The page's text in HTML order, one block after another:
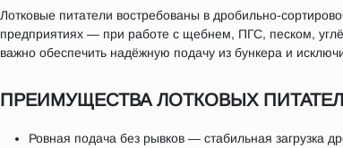
Лотковые питатели востребованы в дробильно-
предприятиях — при работе с щебнем, ПГС, песком,
важно обеспечить надёжную подачу из бункера и
ПРЕИМУЩЕСТВА ЛОТКОВЫХ
Ровная подача без рывков — стабильная загрузка